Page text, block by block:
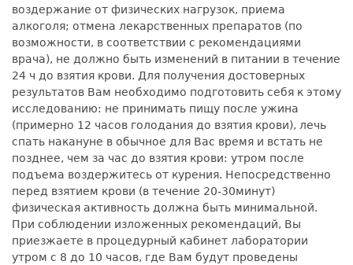
воздержание от физических нагрузок, приема
алкоголя; отмена лекарственных препаратов (по
возможности, в соответствии с рекомендациями
врача), не должно быть изменений в питании в течение
24 ч до взятия крови. Для получения достоверных
результатов Вам необходимо подготовить себя к этому
исследованию: не принимать пищу после ужина
(примерно 12 часов голодания до взятия крови), лечь
спать накануне в обычное для Вас время и встать не
позднее, чем за час до взятия крови: утром после
подъема воздержитесь от курения. Непосредственно
перед взятием крови (в течение 20-30минут)
физическая активность должна быть минимальной.
При соблюдении изложенных рекомендаций, Вы
приезжаете в процедурный кабинет лаборатории
утром с 8 до 10 часов, где Вам будут проведены